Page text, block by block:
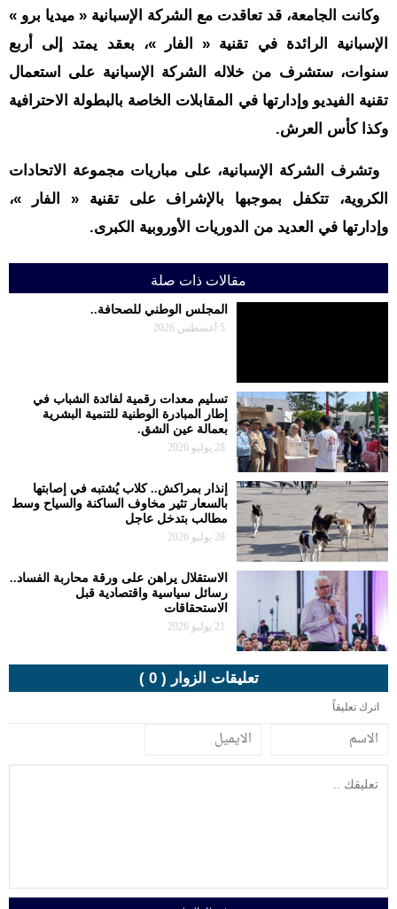
وكانت الجامعة، قد تعاقدت مع الشركة الإسبانية « ميديا برو »
الإسبانية الرائدة في تقنية « الفار »، بعقد يمتد إلى أربع
سنوات، ستشرف من خلاله الشركة الإسبانية على استعمال
تقنية الفيديو وإدارتها في المقابلات الخاصة بالبطولة الاحترافية
وكذا كأس العرش.
وتشرف الشركة الإسبانية، على مباريات مجموعة الاتحادات
الكروية، تتكفل بموجبها بالإشراف على تقنية « الفار »،
وإدارتها في العديد من الدوريات الأوروبية الكبرى.
مقالات ذات صلة
المجلس الوطني للصحافة..
5 أغسطس 2026
تسليم معدات رقمية لفائدة الشباب في
إطار المبادرة الوطنية للتنمية البشرية
بعمالة عين الشق.
28 يوليو 2026
إنذار بمراكش.. كلاب يُشتبه في إصابتها
بالسعار تثير مخاوف الساكنة والسياح وسط
مطالب بتدخل عاجل
28 يوليو 2026
الاستقلال يراهن على ورقة محاربة الفساد..
رسائل سياسية واقتصادية قبل
الاستحقاقات
تعليقات الزوار ( 0 )
اترك تعليقاً